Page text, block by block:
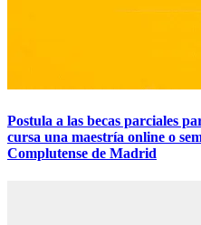
Postula a las becas parciales
cursa una maestría online o
Complutense de Madrid